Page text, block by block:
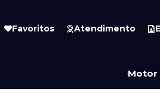
Favoritos Atendimento
Motor